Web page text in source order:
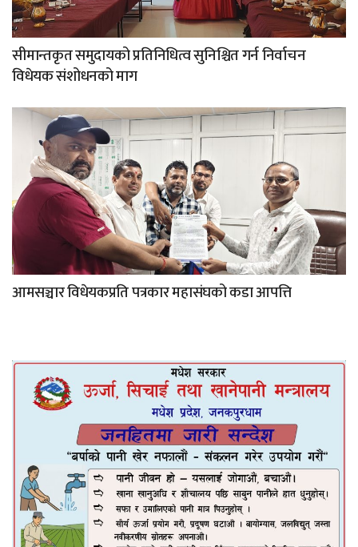
सीमान्तकृत समुदायको प्रतिनिधित्व सुनिश्चित गर्न निर्वाचन
विधेयक संशोधनको माग
आमसञ्चार विधेयकप्रति पत्रकार महासंघको कडा आपत्ति